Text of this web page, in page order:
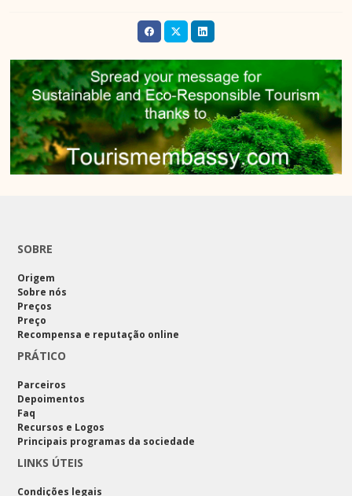
SOBRE
Origem
Sobre nós
Preços
Preço
Recompensa e reputação online
PRÁTICO
Parceiros
Depoimentos
Faq
Recursos e Logos
Principais programas da sociedade
LINKS ÚTEIS
Condições legais